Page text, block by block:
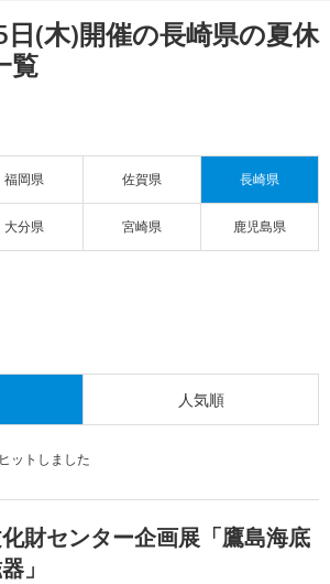
(木)開催の長崎県の夏休
覧
福岡県 佐賀県 長崎県
大分県 宮崎県 鹿児島県
人気順
ットしました
財センター企画展「鷹島海底
」